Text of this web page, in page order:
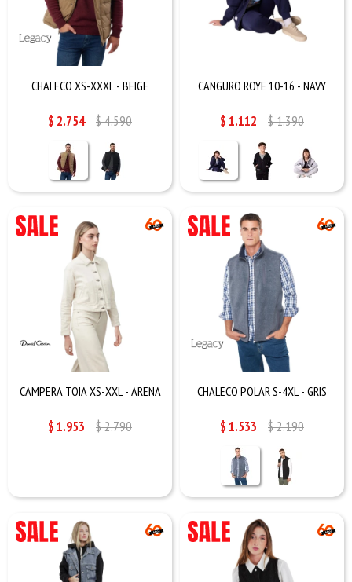
CHALECO XS-XXXL - BEIGE
$ 2.754 $4.590
CANGURO ROYE 10-16 - NAVY
$1.112 $1.390
CAMPERA TOIA XS-XXL - ARENA
$1.953 $2.790
CHALECO POLAR S-4XL - GRIS
$1.533 $2.190